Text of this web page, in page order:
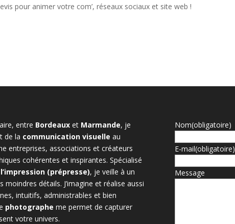
pour animer votre com’, réseaux sociaux et site web !
entre Bordeaux et Marmande, je
de la communication visuelle au
entreprises, associations et créateurs
cohérentes et inspirantes. Spécialisé
(prépresse), je veille à un
détails. J’imagine et réalise aussi
intuitifs, administrables et bien
photographe me permet de capturer
votre univers.
Nom(obligatoire)
E-mail(obligatoire)
Message